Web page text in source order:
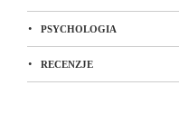
PSYCHOLOGIA
RECENZJE